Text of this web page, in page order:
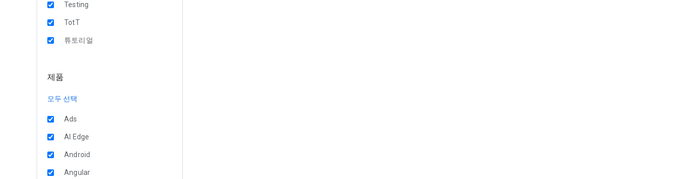
Testing
TotT
튜토리얼
제품
모두 선택
Ads
AI Edge
Android
Angular